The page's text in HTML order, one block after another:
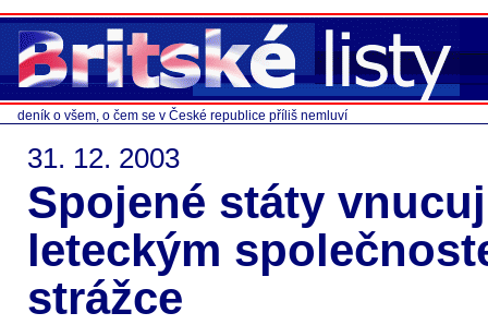
deník o všem, o čem se v České republice příliš nemluví
31. 12. 2003
Spojené státy
leteckým
strážce